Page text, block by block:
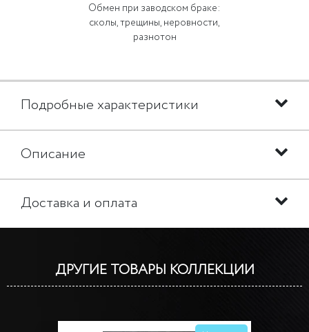
Обмен при заводском браке:
сколы, трещины, неровности,
разнотон
Подробные характеристики
Описание
Доставка и оплата
ДРУГИЕ ТОВАРЫ КОЛЛЕКЦИИ